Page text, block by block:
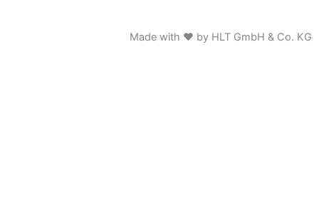
Made with ♥ by HLT GmbH & Co. KG